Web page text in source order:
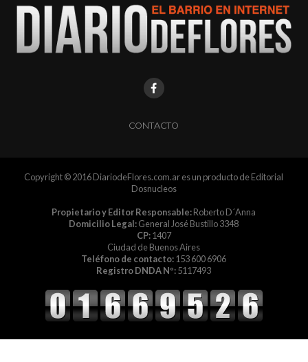
CONTACTO
Copyright © 2016 DiariodeFlores.com.ar es un producto de Editorial
Dosnucleos
Propietario y Editor Responsable:Roberto D´Anna
Domicilio Legal:General José Bustillo 3348
CP:1407
Ciudad de Buenos Aires
Teléfono de contacto:153 600 6906
Registro DNDA Nº:5117493